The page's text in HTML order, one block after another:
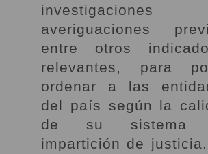
averiguaciones
entre otros
relevantes, para
ordenar a las
del país según la
de su sistema
impartición de